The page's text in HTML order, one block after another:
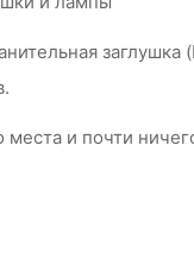
заглушка
и почти